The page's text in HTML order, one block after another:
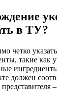
в ТУ?
четко
такие как
должен